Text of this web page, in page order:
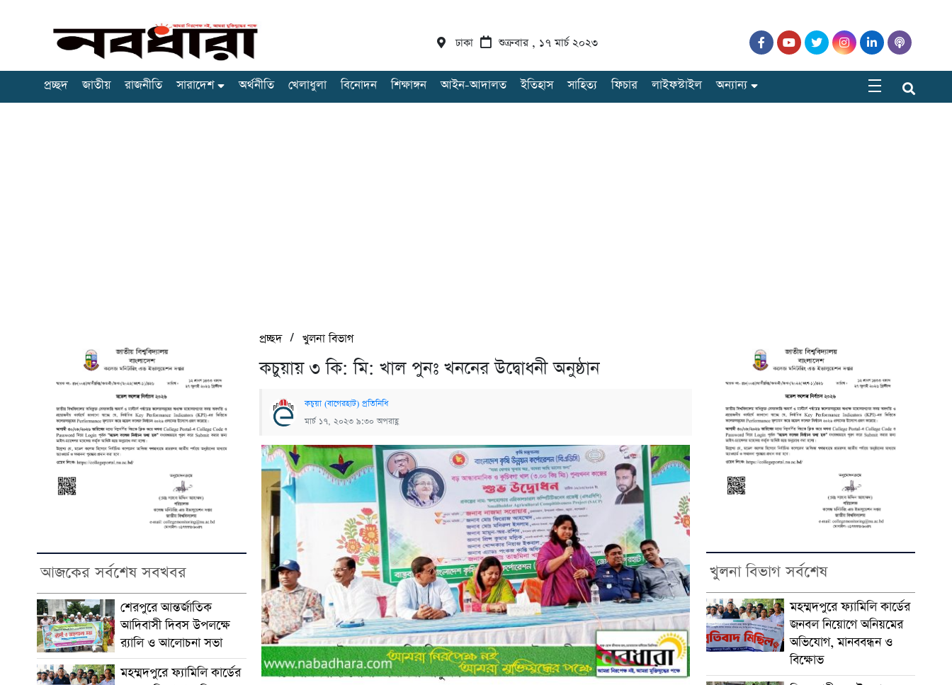
ঢাকা শুক্রবার , ১৭ মার্চ ২০২৩
প্রচ্ছদ জাতীয় রাজনীতি সারাদেশ অর্থনীতি খেলাধুলা বিনোদন শিক্ষাঙ্গন আইন-আদালত ইতিহাস সাহিত্য ফিচার লাইফস্টাইল অন্যান্য
আজকের সর্বশেষ সবখবর
শেরপুরে আন্তর্জাতিক
আদিবাসী দিবস উপলক্ষে
র‌্যালি ও আলোচনা সভা
মহম্মদপুরে ফ্যামিলি কার্ডের
প্রচ্ছদ/খুলনা বিভাগ
কচুয়ায় ৩ কি: মি: খাল পুনঃ খননের উদ্বোধনী অনুষ্ঠান
কচুয়া (বাগেরহাট) প্রতিনিধি
মার্চ ১৭, ২০২৩ ৯:৩০ অপরাহ্ণ
খুলনা বিভাগ সর্বশেষ
মহম্মদপুরে ফ্যামিলি কার্ডের
জনবল নিয়োগে অনিয়মের
অভিযোগ, মানববন্ধন ও
বিক্ষোভ